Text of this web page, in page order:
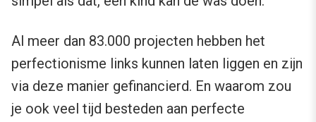
Al meer dan 83.000 projecten hebben het
perfectionisme links kunnen laten liggen en zijn
via deze manier gefinancierd. En waarom zou
je ook veel tijd besteden aan perfecte